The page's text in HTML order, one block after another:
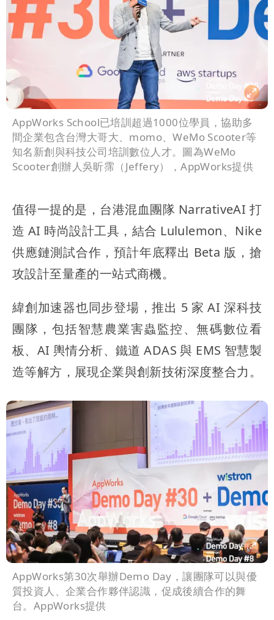
AppWorks School已培訓超過1000位學員，協助多
間企業包含台灣大哥大、momo、WeMo Scooter等
知名新創與科技公司培訓數位人才。圖為WeMo
Scooter創辦人吳昕霈（Jeffery），AppWorks提供
值得一提的是，台港混血團隊 NarrativeAI 打
造 AI 時尚設計工具，結合 Lululemon、Nike
供應鏈測試合作，預計年底釋出 Beta 版，搶
攻設計至量產的一站式商機。
緯創加速器也同步登場，推出 5 家 AI 深科技
團隊，包括智慧農業害蟲監控、無碼數位看
板、AI 輿情分析、鐵道 ADAS 與 EMS 智慧製
造等解方，展現企業與創新技術深度整合力。
AppWorks第30次舉辦Demo Day，讓團隊可以與優
質投資人、企業合作夥伴認識，促成後續合作的舞
台。AppWorks提供